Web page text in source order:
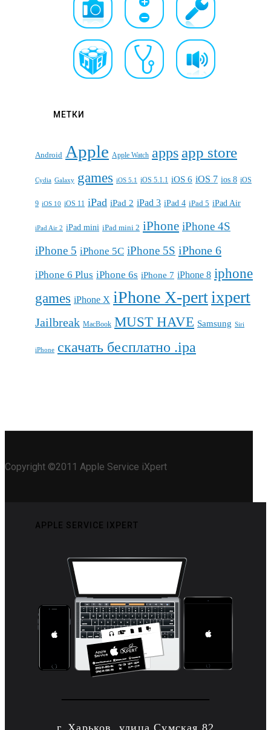
МЕТКИ
Android Apple Apple Watch apps app store
Cydia Galaxy games iOS 5.1 iOS 5.1.1 iOS 6 iOS 7 ios 8 iOS
9 iOS 10 iOS 11 iPad iPad 2 iPad 3 iPad 4 iPad 5 iPad Air
iPad Air 2 iPad mini iPad mini 2 iPhone iPhone 4S
iPhone 5 iPhone 5C iPhone 5S iPhone 6
iPhone 6 Plus iPhone 6s iPhone 7 iPhone 8 iphone
games iPhone X iPhone X-pertixpert
Jailbreak MacBook MUST HAVE Samsung Siri
iPhone скачать бесплатно .ipa
Copyright ©2011 Apple Service iXpert
APPLE SERVICE IXPERT
г. Харьков, улица Сумская 82